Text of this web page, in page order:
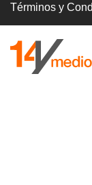
Términos y